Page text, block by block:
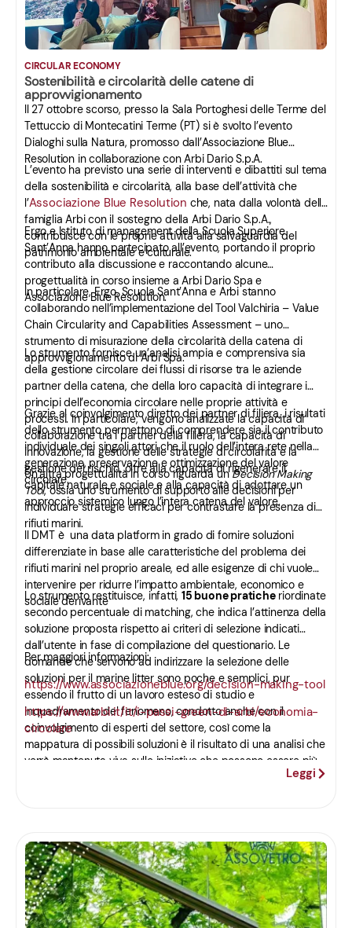
CIRCULAR ECONOMY
Sostenibilità e circolarità delle catene di
approvvigionamento
Il 27 ottobre scorso, presso la Sala Portoghesi delle Terme del
Tettuccio di Montecatini Terme (PT) si è svolto l’evento
Dialoghi sulla Natura, promosso dall’Associazione Blue
Resolution in collaborazione con Arbi Dario S.p.A.
L’evento ha previsto una serie di interventi e dibattiti sul tema
della sostenibilità e circolarità, alla base dell’attività che
l’Associazione Blue Resolution che, nata dalla volontà della
famiglia Arbi con il sostegno della Arbi Dario S.p.A.,
contribuisce con le proprie attività alla salvaguardia del
patrimonio ambientale e culturale.
Ergo e Istituto di management della Scuola Superiore
Sant’Anna hanno partecipato all’evento, portando il proprio
contributo alla discussione e raccontando alcune
progettualità in corso insieme a Arbi Dario Spa e
Associazione Blue Resolution.
In particolare, Ergo, Scuola Sant’Anna e Arbi stanno
collaborando nell’implementazione del Tool Valchiria – Value
Chain Circularity and Capabilities Assessment – uno
strumento di misurazione della circolarità della catena di
approvvigionamento di Arbi Spa.
Lo strumento fornisce un’analisi ampia e comprensiva sia
della gestione circolare dei flussi di risorse tra le aziende
partner della catena, che della loro capacità di integrare i
principi dell’economia circolare nelle proprie attività e
processi. In particolare, vengono analizzate la capacità di
collaborazione tra i partner della filiera, la capacità di
innovazione, la gestione delle strategie di circolarità e la
gestione del rischio, oltre alla capacità di rigenerare il
capitale naturale e sociale e alla capacità di adottare un
approccio sistemico lungo l’intera catena del valore.
Grazie al coinvolgimento diretto dei partner di filiera, i risultati
dello strumento permettono di comprendere sia il contributo
individuale dei singoli attori che il ruolo dell’intera rete nella
generazione, preservazione e ottimizzazione del valore
circolare.
Un’altra progettualità in corso riguarda unDecision Making
Tool, ossia uno strumento di supporto alle decisioni per
individuare strategie efficaci per contrastare la presenza di
rifiuti marini.
Il DMT è una data platform in grado di fornire soluzioni
differenziate in base alle caratteristiche del problema dei
rifiuti marini nel proprio areale, ed alle esigenze di chi vuole
intervenire per ridurre l’impatto ambientale, economico e
sociale derivante
Lo strumento restituisce, infatti, 15 buone praticheriordinate
secondo percentuale di matching, che indica l’attinenza della
soluzione proposta rispetto ai criteri di selezione indicati
dall’utente in fase di compilazione del questionario. Le
domande che servono ad indirizzare la selezione delle
soluzioni per il marine litter sono poche e semplici, pur
essendo il frutto di un lavoro esteso di studio e
inquadramento del fenomeno, condotto anche con il
coinvolgimento di esperti del settore, così come la
mappatura di possibili soluzioni è il risultato di una analisi che
verrà mantenuta viva sulle iniziative che possono essere più
Per maggiori informazioni:
https://www.associazioneblue.org/decision-making-tool
https://www.arbi.it/it/i-passi-green-di-arbi/economia-
circolare
Leggi